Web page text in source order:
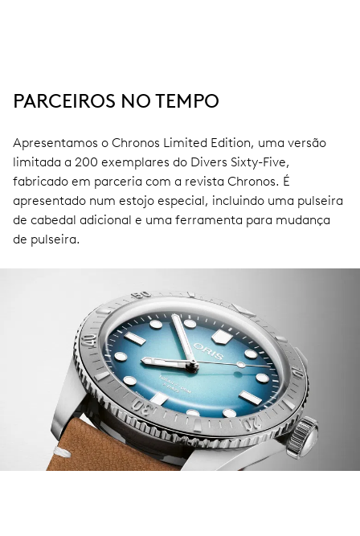
PARCEIROS NO TEMPO
Apresentamos o Chronos Limited Edition, uma versão
limitada a 200 exemplares do Divers Sixty-Five,
fabricado em parceria com a revista Chronos. É
apresentado num estojo especial, incluindo uma pulseira
de cabedal adicional e uma ferramenta para mudança
de pulseira.